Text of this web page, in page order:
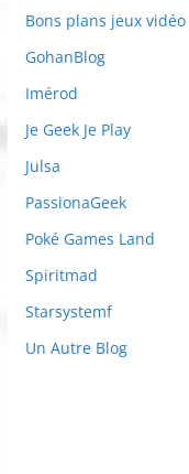
Bons plans jeux vidéo
GohanBlog
Imérod
Je Geek Je Play
Julsa
PassionaGeek
Poké Games Land
Spiritmad
Starsystemf
Un Autre Blog